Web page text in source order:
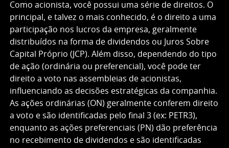
Como acionista, você possui uma série de direitos. O
principal, e talvez o mais conhecido, é o direito a uma
participação nos lucros da empresa, geralmente
distribuídos na forma de dividendos ou Juros Sobre
Capital Próprio (JCP). Além disso, dependendo do tipo
de ação (ordinária ou preferencial), você pode ter
direito a voto nas assembleias de acionistas,
influenciando as decisões estratégicas da companhia.
As ações ordinárias (ON) geralmente conferem direito
a voto e são identificadas pelo final 3 (ex: PETR3),
enquanto as ações preferenciais (PN) dão preferência
no recebimento de dividendos e são identificadas